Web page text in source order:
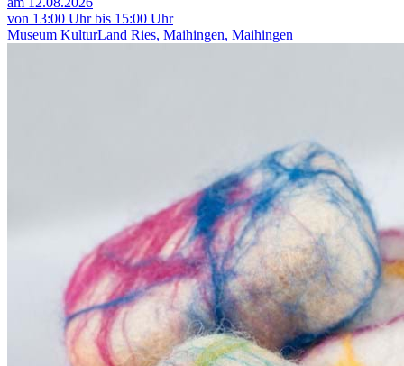
von 13:00 Uhr bis 15:00 Uhr
Museum KulturLand Ries, Maihingen, Maihingen